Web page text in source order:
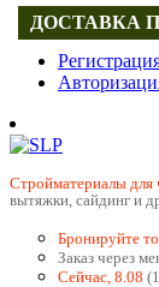
Cтройматериалы для
вытяжки, сайдинг и
Бронируйте
Заказ через
Сейчас, 8.08
ДОСТАВКА